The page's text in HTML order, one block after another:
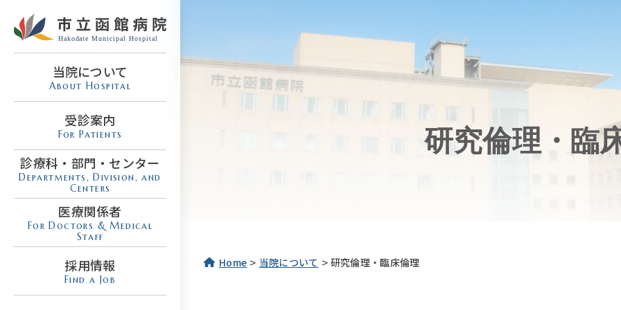
当院について
About Hospital
受診案内
For Patients
診療科・部門・センター
Departments, Division, and
Centers
医療関係者
For Doctors & Medical
Staff
採用情報
Find a Job
研究倫理・臨
Home > 当院について > 研究倫理・臨床倫理